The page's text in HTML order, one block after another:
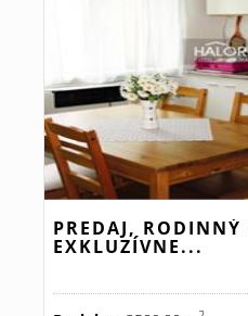
PREDAJ,
EXKLUZÍVNE...